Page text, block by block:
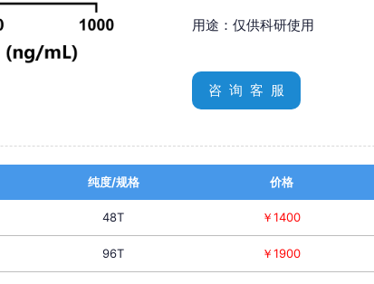
用途：仅供科研使用
咨 询 客 服
纯度/规格 价格
48T ￥1400
96T ￥1900